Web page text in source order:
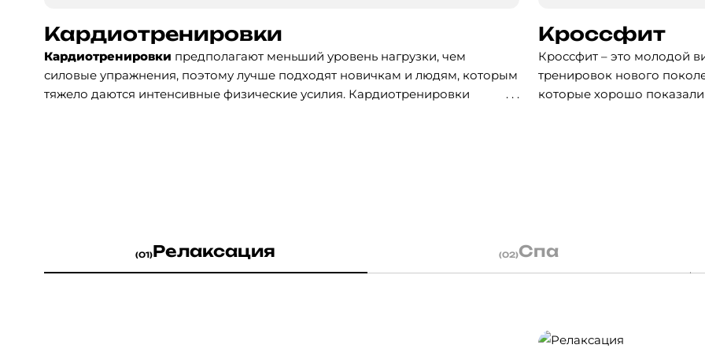
Кардиотренировки
Кардиотренировки предполагают меньший уровень нагрузки, чем
силовые упражнения, поэтому лучше подходят новичкам и людям, которым
тяжело даются интенсивные физические усилия. Кардиотренировки
правильным питанием и режимом сна кардиотренировки помогут вашему
телу преобразиться: мышцы станут более подтянутыми, уйдёт лишний вес, у
Кроссфит
Кроссфит – это молодой
тренировок нового
которые хорошо
Во время тренировки
круг. Нужно выполнить
Релаксация
(01) Спа
(02)